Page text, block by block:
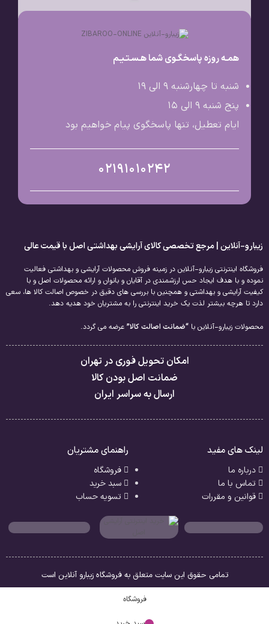
همـه روزه پاسخگـوی شما هـسـتـیـم
شنبه تا چهارشنبه 9 الی ۱۹
پنج شنبه 9 الی ۱۵
ایام تعطیل، تنها پاسخگوی پیام خواهیم بود
02191010242
زیبارو-آنلاین | مرجع تخصصی کالای آرایشی بهداشتی اصل با قیمت عالی
فروشگاه اینترنتی زیبارو-آنلاین در زمینه فروش محصولات آرایشی و بهداشتی فعالیت
نموده و با هدف ایجاد حس ارزشمندی در آقایان و بانوان و ارائه محصولات اصل و با
کیفیت آرایشی و بهداشتی و همچنین با بررسی های دقیق در خصوص اصالت کالا ها، سعی
دارد تا هرچه بیشتر لذت یک خرید اینترنتی را به مشتریان خود هدیه دهد.
محصولات زیبارو-آنلاین با “ضمانت اصالت کالا” عرضه می گردد.
امکان تحویل فوری در تهران
ضمانت اصل بودن کالا
ارسال به سراسر ایران
لینک های مفید
درباره ما
تماس با ما
قوانین و مقررات
راهنمای مشتریان
فروشگاه
سبد خرید
تسویه حساب
تمامی حقوق این سایت متعلق به فروشگاه زیبارو آنلاین است
فروشگاه